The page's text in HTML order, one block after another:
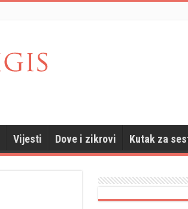
Vijesti Dove i zikrovi Kutak za